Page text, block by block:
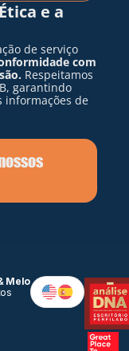
e a
de serviço
com
Respeitamos
garantindo
informações de
Melo